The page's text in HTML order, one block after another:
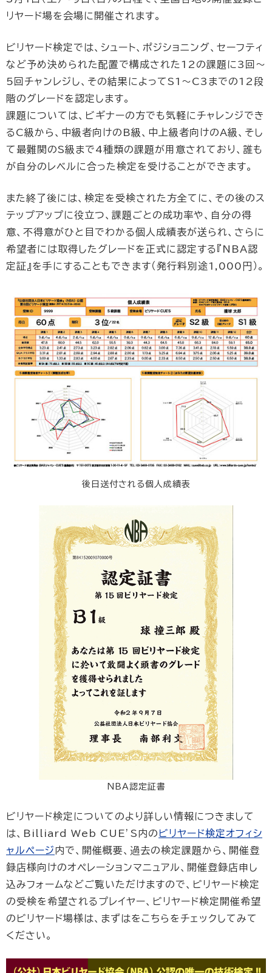
リヤード場を会場に開催されます。
ビリヤード検定では、シュート、ポジショニング、セーフティ
など予め決められた配置で構成された12の課題に3回〜
5回チャンレジし、その結果によってS1〜C3までの12段
階のグレードを認定します。
課題については、ビギナーの方でも気軽にチャレンジでき
るC級から、中級者向けのB級、中上級者向けのA級、そし
て最難関のS級まで4種類の課題が用意されており、誰も
が自分のレベルに合った検定を受けることができます。
また終了後には、検定を受検された方全てに、その後のス
テップアップに役立つ、課題ごとの成功率や、自分の得
意、不得意がひと目でわかる個人成績表が送られ、さらに
希望者には取得したグレードを正式に認定する『NBA認
定証』を手にすることもできます（発行料別途1,000円）。
後日送付される個人成績表
NBA認定証書
ビリヤード検定についてのより詳しい情報につきまして
は、Billiard Web CUE’S内の ビリヤード検定オフィシ
ャルページ内で、開催概要、過去の検定課題から、開催登
録店様向けのオペレーションマニュアル、開催登録店申し
込みフォームなどご覧いただけますので、ビリヤード検定
の受検を希望されるプレイヤー、ビリヤード検定開催希望
のビリヤード場様は、まずはをこちらをチェックしてみて
ください。